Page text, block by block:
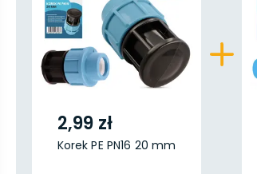
2,99 zł
Korek PE PN16 20 mm